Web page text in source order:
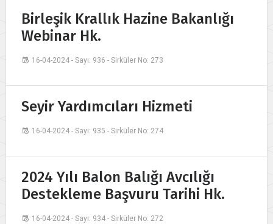
Birleşik Krallık Hazine Bakanlığı
Webinar Hk.
16-04-2024 - Sayı: 936 - Sirküler No: 273
Seyir Yardımcıları Hizmeti
16-04-2024 - Sayı: 935 - Sirküler No: 274
2024 Yılı Balon Balığı Avcılığı
Destekleme Başvuru Tarihi Hk.
16-04-2024 - Sayı: 934 - Sirküler No: 272